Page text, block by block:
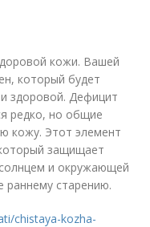
кожи. Вашей
который будет
здоровой. Дефицит
редко, но общие
кожу. Этот элемент
защищает
и окружающей
раннему старению.
chistaya-kozha-